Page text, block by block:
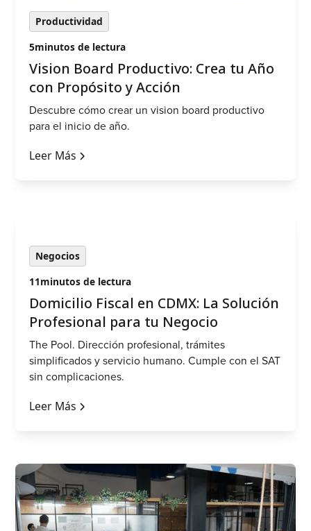
Productividad
5minutos de lectura
‍Vision Board Productivo: Crea tu Año
con Propósito y Acción
Descubre cómo crear un vision board productivo
para el inicio de año.
Leer Más
Negocios
11minutos de lectura
Domicilio Fiscal en CDMX: La Solución
Profesional para tu Negocio
The Pool. Dirección profesional, trámites
simplificados y servicio humano. Cumple con el SAT
sin complicaciones.
Leer Más